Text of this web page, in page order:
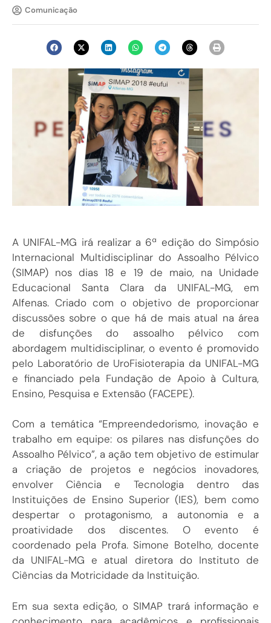
Comunicação
A UNIFAL-MG irá realizar a 6ª edição do Simpósio
Internacional Multidisciplinar do Assoalho Pélvico
(SIMAP) nos dias 18 e 19 de maio, na Unidade
Educacional Santa Clara da UNIFAL-MG, em
Alfenas. Criado com o objetivo de proporcionar
discussões sobre o que há de mais atual na área
de disfunções do assoalho pélvico com
abordagem multidisciplinar, o evento é promovido
pelo Laboratório de UroFisioterapia da UNIFAL-MG
e financiado pela Fundação de Apoio à Cultura,
Ensino, Pesquisa e Extensão (FACEPE).
Com a temática “Empreendedorismo, inovação e
trabalho em equipe: os pilares nas disfunções do
Assoalho Pélvico”, a ação tem objetivo de estimular
a criação de projetos e negócios inovadores,
envolver Ciência e Tecnologia dentro das
Instituições de Ensino Superior (IES), bem como
despertar o protagonismo, a autonomia e a
proatividade dos discentes. O evento é
coordenado pela Profa. Simone Botelho, docente
da UNIFAL-MG e atual diretora do Instituto de
Ciências da Motricidade da Instituição.
Em sua sexta edição, o SIMAP trará informação e